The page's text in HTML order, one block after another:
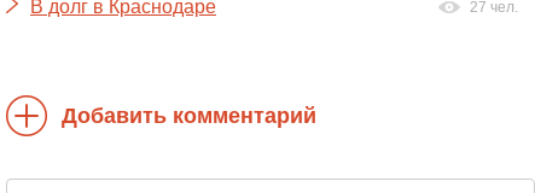
В долг в Краснодаре 27 чел.
Добавить комментарий